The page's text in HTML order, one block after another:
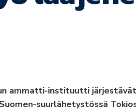
ammatti-instituutti
suurlähetystössä